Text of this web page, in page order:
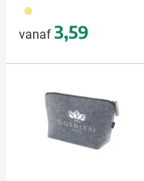
013
vanaf 3,59